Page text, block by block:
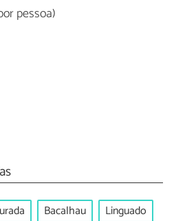
pessoa)
Bacalhau
Linguado